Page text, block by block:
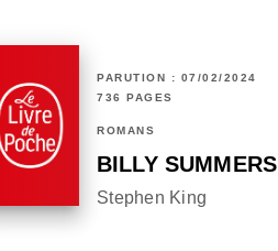
PARUTION : 07/02/2024
736 PAGES
ROMANS
BILLY SUMMERS
Stephen King